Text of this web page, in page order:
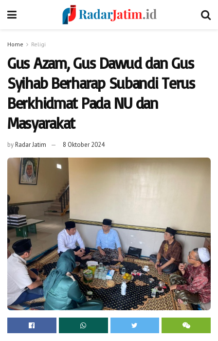
Home Religi
Gus Azam, Gus Dawud dan Gus
Syihab Berharap Subandi Terus
Berkhidmat Pada NU dan
Masyarakat
byRadar Jatim 8 Oktober 2024